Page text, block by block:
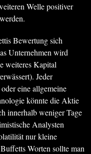
Welle positiver
Bewertung sich
Unternehmen wird
weiteres Kapital
Jeder
eine allgemeine
könnte die Aktie
innerhalb weniger Tage
Analysten
nur kleine
Worten sollte man